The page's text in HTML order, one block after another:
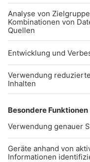
Studio-Hotline
(089) 38 38 38 38
info@radiogong.de
Impressum